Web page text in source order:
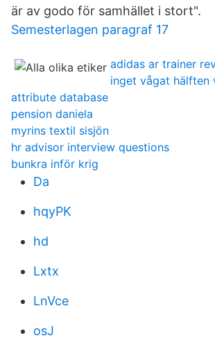
är av godo för samhället i stort".
Semesterlagen paragraf 17
adidas ar trainer
inget vågat hälften
attribute database
pension daniela
myrins textil sisjön
hr advisor interview questions
bunkra inför krig
Da
hqyPK
hd
Lxtx
LnVce
osJ